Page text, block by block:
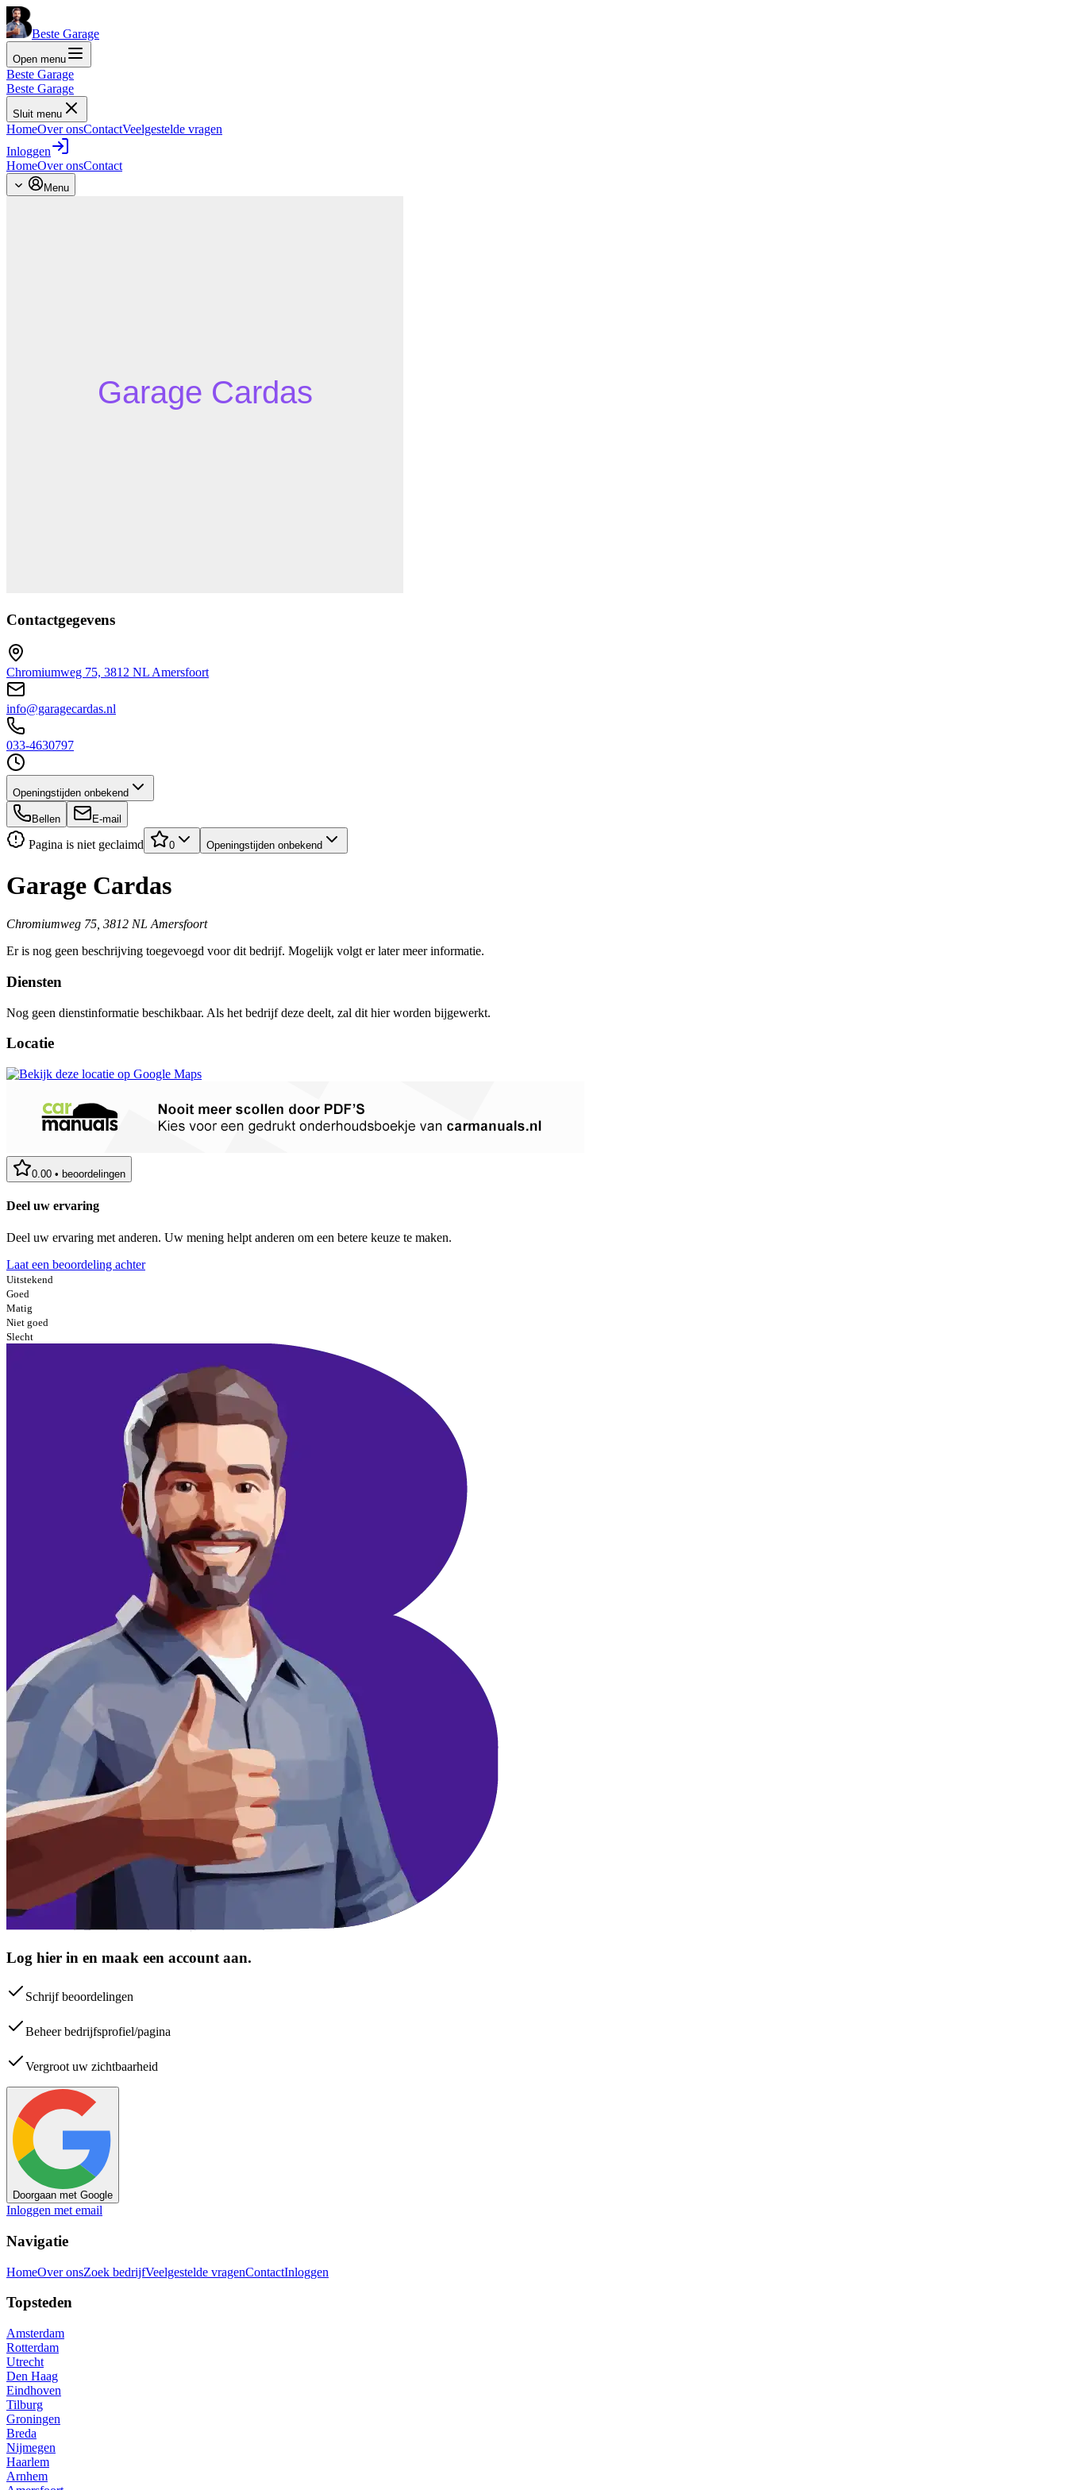
Beste Garage
Open menu
Beste Garage
Beste Garage
Sluit menu
HomeOver onsContactVeelgestelde vragen
Inloggen
HomeOver onsContact
Menu
Contactgegevens
Chromiumweg 75, 3812 NL Amersfoort
info@garagecardas.nl
033-4630797
Openingstijden onbekend
Bellen E-mail
Pagina is niet geclaimd 0 Openingstijden onbekend
Garage Cardas
Chromiumweg 75, 3812 NL Amersfoort
Er is nog geen beschrijving toegevoegd voor dit bedrijf. Mogelijk volgt er later meer informatie.
Diensten
Nog geen dienstinformatie beschikbaar. Als het bedrijf deze deelt, zal dit hier worden bijgewerkt.
Locatie
0.00 • beoordelingen
Deel uw ervaring
Deel uw ervaring met anderen. Uw mening helpt anderen om een betere keuze te maken.
Laat een beoordeling achter
Uitstekend
Goed
Matig
Niet goed
Slecht
Log hier in en maak een account aan.
Schrijf beoordelingen
Beheer bedrijfsprofiel/pagina
Vergroot uw zichtbaarheid
Doorgaan met Google
Inloggen met email
Navigatie
HomeOver onsZoek bedrijfVeelgestelde vragenContactInloggen
Topsteden
Amsterdam
Rotterdam
Utrecht
Den Haag
Eindhoven
Tilburg
Groningen
Breda
Nijmegen
Haarlem
Arnhem